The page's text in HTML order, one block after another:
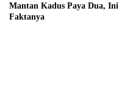
Mantan Kadus Paya Dua, Ini
Faktanya